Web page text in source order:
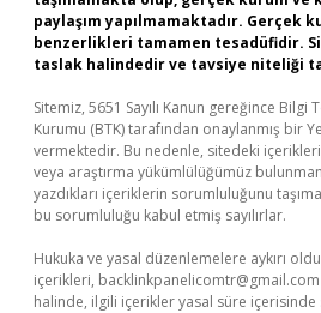
paylaşım yapılmamaktadır. Gerçek
benzerlikleri tamamen tesadüfidir.
taslak halindedir ve tavsiye niteliği
Sitemiz, 5651 Sayılı Kanun gereğince
Kurumu (BTK) tarafından onaylanmış bir
vermektedir. Bu nedenle, sitedeki
veya araştırma yükümlülüğümüz
yazdıkları içeriklerin sorumluluğunu
bu sorumluluğu kabul etmiş sayılırlar.
Hukuka ve yasal düzenlemelere aykırı
içerikleri, backlinkpanelicomtr@gmail.com
halinde, ilgili içerikler yasal süre içerisinde